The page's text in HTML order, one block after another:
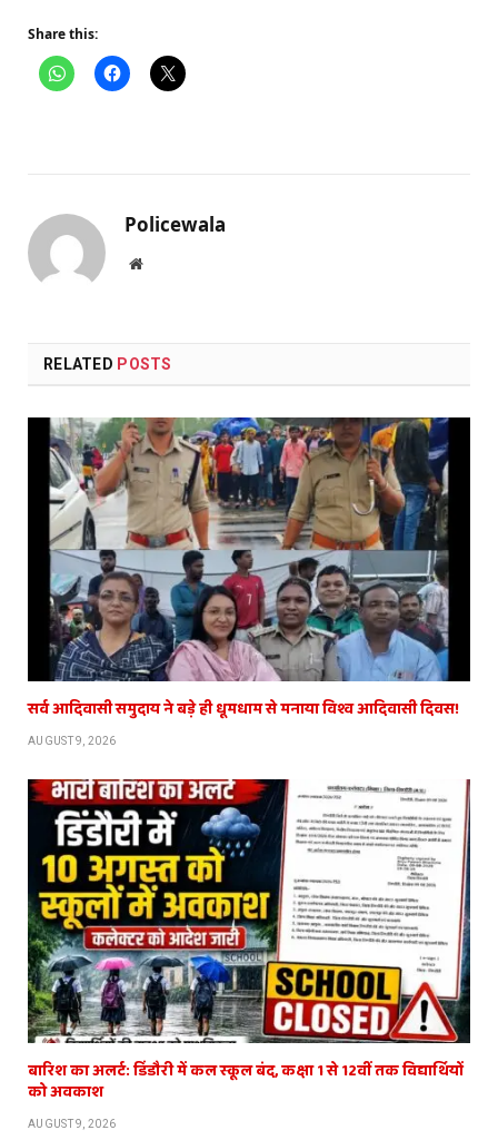
Share this:
Policewala
Website
RELATED POSTS
सर्व आदिवासी समुदाय ने बड़े ही धूमधाम से मनाया विश्व आदिवासी दिवस!
AUGUST 9, 2026
बारिश का अलर्ट: डिंडौरी में कल स्कूल बंद, कक्षा 1 से 12वीं तक विद्यार्थियों
को अवकाश
AUGUST 9, 2026